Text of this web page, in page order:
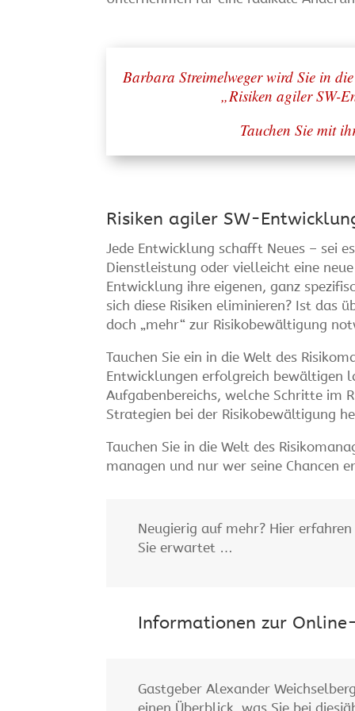
Barbara Streimelweger wird Sie in
„Risiken agiler SW-
Tauchen Sie mit
Risiken agiler SW-
Jede Entwicklung schafft Neues – sei
Dienstleistung oder vielleicht eine
Entwicklung ihre eigenen, ganz
sich diese Risiken eliminieren? Ist das
doch „mehr“ zur Risikobewältigung
Tauchen Sie ein in die Welt des
Entwicklungen erfolgreich bewältigen
Aufgabenbereichs, welche Schritte im
Strategien bei der Risikobewältigung
Tauchen Sie in die Welt des
managen und nur wer seine Chancen
Neugierig auf mehr? Hier erfahren
Sie erwartet …
Informationen zur
Gastgeber Alexander